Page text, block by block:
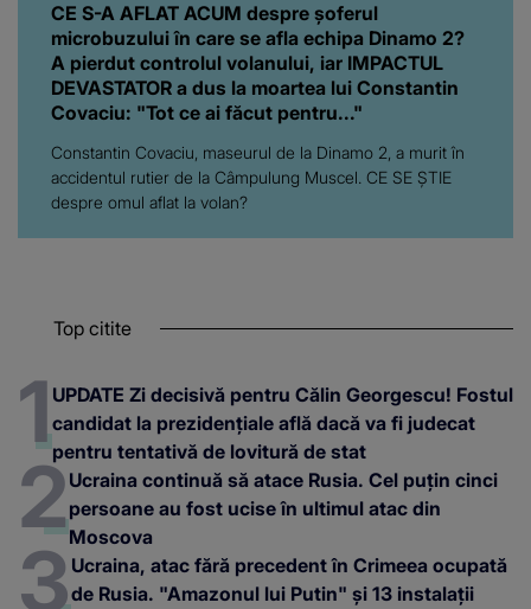
CE S-A AFLAT ACUM despre şoferul
microbuzului în care se afla echipa Dinamo 2?
A pierdut controlul volanului, iar IMPACTUL
DEVASTATOR a dus la moartea lui Constantin
Covaciu: "Tot ce ai făcut pentru..."
Constantin Covaciu, maseurul de la Dinamo 2, a murit în
accidentul rutier de la Câmpulung Muscel. CE SE ȘTIE
despre omul aflat la volan?
Top citite
UPDATE Zi decisivă pentru Călin Georgescu! Fostul
candidat la prezidențiale află dacă va fi judecat
pentru tentativă de lovitură de stat
Ucraina continuă să atace Rusia. Cel puțin cinci
persoane au fost ucise în ultimul atac din
Moscova
Ucraina, atac fără precedent în Crimeea ocupată
de Rusia. "Amazonul lui Putin" și 13 instalații